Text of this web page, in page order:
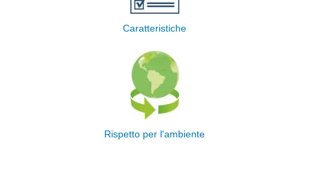
Caratteristiche
Rispetto per l'ambiente